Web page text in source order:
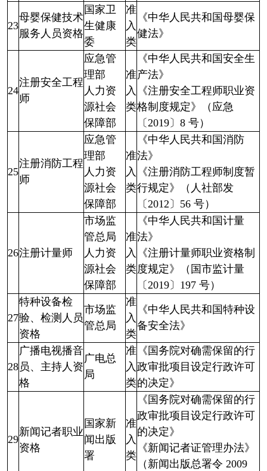
23
母婴保健技术
服务人员资格
国家卫
生健康
委
准
入
类
《中华人民共和国母婴保
健法》
24
注册安全工程
师
应急管
理部
人力资
源社会
保障部
准
入
类
《中华人民共和国安全生
产法》
《注册安全工程师职业资
格制度规定》（应急
〔2019〕8 号）
25
注册消防工程
师
应急管
理部
人力资
源社会
保障部
准
入
类
《中华人民共和国消防
法》
《注册消防工程师制度暂
行规定》（人社部发
〔2012〕56 号）
26注册计量师
市场监
管总局
人力资
源社会
保障部
准
入
类
《中华人民共和国计量
法》
《注册计量师职业资格制
度规定》（国市监计量
〔2019〕197 号）
27
特种设备检
验、检测人员
资格
市场监
管总局
准
入
类
《中华人民共和国特种设
备安全法》
28
广播电视播音
员、主持人资
格
广电总
局
准
入
类
《国务院对确需保留的行
政审批项目设定行政许可
的决定》
29
新闻记者职业
资格
国家新
闻出版
署
准
入
类
《国务院对确需保留的行
政审批项目设定行政许可
的决定》
《新闻记者证管理办法》
（新闻出版总署令 2009